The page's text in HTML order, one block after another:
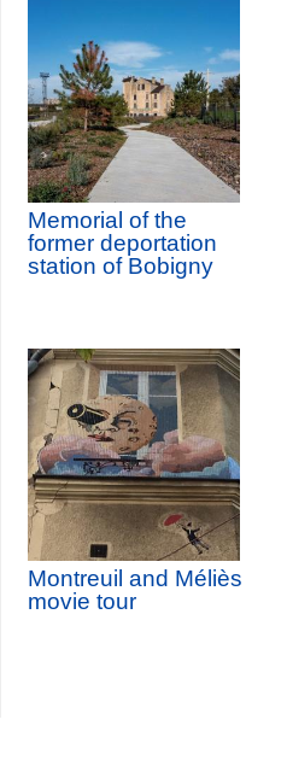
Memorial of the
former deportation
station of Bobigny
Montreuil and Méliès
movie tour